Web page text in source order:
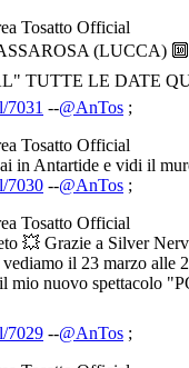
Tosatto Official
(LUCCA)
TUTTE LE DATE
7031 --@AnTos ;
Tosatto Official
in Antartide e vidi il
7030 --@AnTos ;
Tosatto Official
💥 Grazie a Silver
il 23 marzo alle
mio nuovo spettacolo
7029 --@AnTos ;